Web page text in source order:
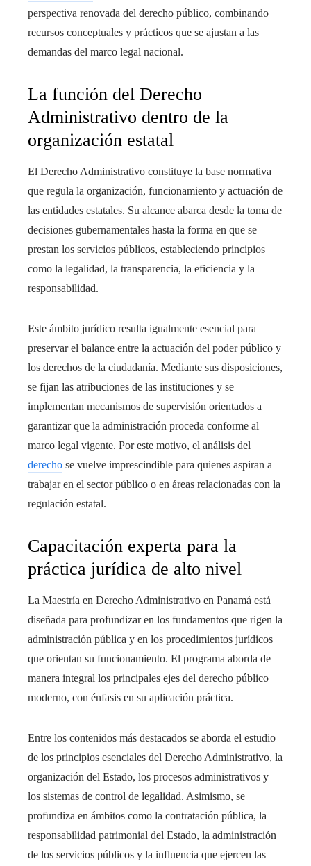
perspectiva renovada del derecho público, combinando
recursos conceptuales y prácticos que se ajustan a las
demandas del marco legal nacional.
La función del Derecho
Administrativo dentro de la
organización estatal
El Derecho Administrativo constituye la base normativa
que regula la organización, funcionamiento y actuación de
las entidades estatales. Su alcance abarca desde la toma de
decisiones gubernamentales hasta la forma en que se
prestan los servicios públicos, estableciendo principios
como la legalidad, la transparencia, la eficiencia y la
responsabilidad.
Este ámbito jurídico resulta igualmente esencial para
preservar el balance entre la actuación del poder público y
los derechos de la ciudadanía. Mediante sus disposiciones,
se fijan las atribuciones de las instituciones y se
implementan mecanismos de supervisión orientados a
garantizar que la administración proceda conforme al
marco legal vigente. Por este motivo, el análisis del
derecho se vuelve imprescindible para quienes aspiran a
trabajar en el sector público o en áreas relacionadas con la
regulación estatal.
Capacitación experta para la
práctica jurídica de alto nivel
La Maestría en Derecho Administrativo en Panamá está
diseñada para profundizar en los fundamentos que rigen la
administración pública y en los procedimientos jurídicos
que orientan su funcionamiento. El programa aborda de
manera integral los principales ejes del derecho público
moderno, con énfasis en su aplicación práctica.
Entre los contenidos más destacados se aborda el estudio
de los principios esenciales del Derecho Administrativo, la
organización del Estado, los procesos administrativos y
los sistemas de control de legalidad. Asimismo, se
profundiza en ámbitos como la contratación pública, la
responsabilidad patrimonial del Estado, la administración
de los servicios públicos y la influencia que ejercen las